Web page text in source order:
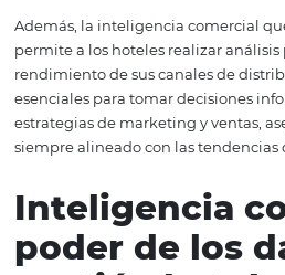
gestionar su presencia en
facilidad. Esto incluye la
viajes online), sistemas de
marketing digital. La
aspectos desde un único
propiedad.
La herramienta de